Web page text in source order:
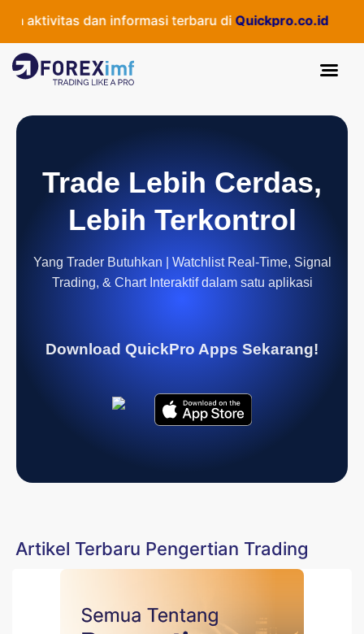
aktivitas dan informasi terbaru diQuickpro.co.id
Trade Lebih Cerdas,
Lebih Terkontrol
Yang Trader Butuhkan | Watchlist Real-Time, Signal
Trading, & Chart Interaktif dalam satu aplikasi
Download QuickPro Apps Sekarang!
Artikel Terbaru Pengertian Trading